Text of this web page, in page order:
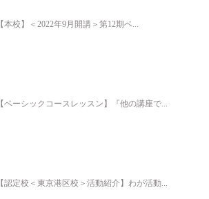
【本校】＜2022年9月開講＞第12期ベ...
【ベーシックコースレッスン】『他の講座で...
【認定校＜東京港区校＞活動紹介】わが活動...